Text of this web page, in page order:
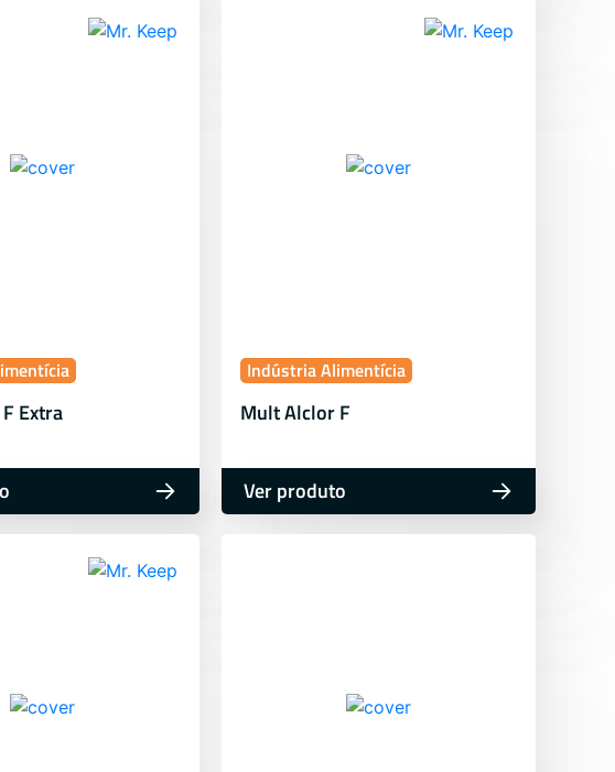
Extra
Indústria Alimentícia
Mult Alclor F
Ver produto